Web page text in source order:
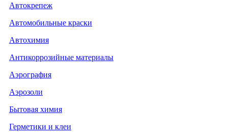
Автокрепеж
Автомобильные краски
Автохимия
Антикоррозийные материалы
Аэрография
Аэрозоли
Бытовая химия
Герметики и клеи